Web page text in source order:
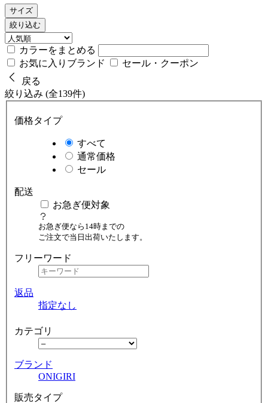
サイズ
絞り込む
カラーをまとめる
お気に入りブランド
セール・クーポン
戻る
絞り込み (全139件)
価格タイプ
すべて
通常価格
セール
配送
お急ぎ便対象
お急ぎ便なら14時までの
ご注文で当日出荷いたします。
フリーワード
返品
指定なし
カテゴリ
ブランド
ONIGIRI
販売タイプ